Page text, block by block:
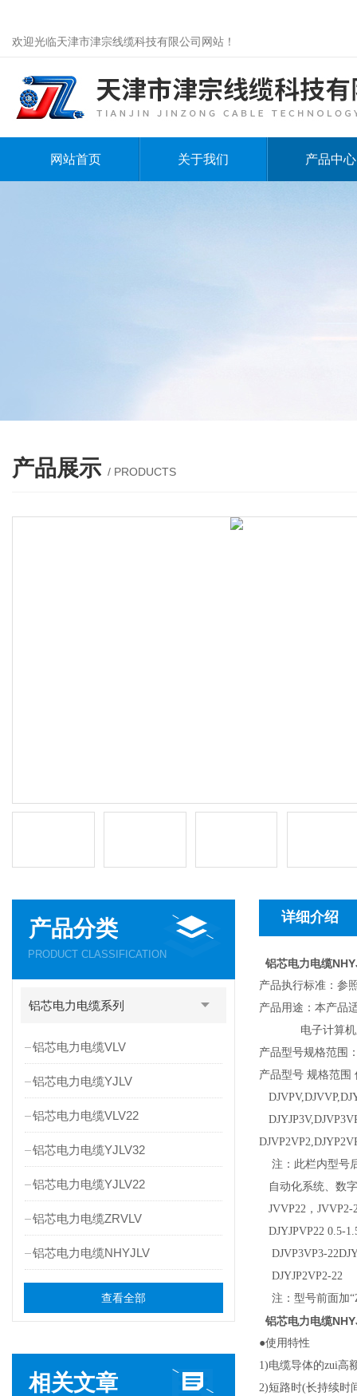
欢迎光临天津市津宗线缆科技有限公司网站！
网站首页 关于我们 产品中心
产品展示 / PRODUCTS
产品分类
PRODUCT CLASSIFICATION
铝芯电力电缆系列
铝芯电力电缆VLV
铝芯电力电缆YJLV
铝芯电力电缆VLV22
铝芯电力电缆YJLV32
铝芯电力电缆YJLV22
铝芯电力电缆ZRVLV
铝芯电力电缆NHYJLV
查看全部
相关文章
详细介绍
铝芯电力电缆
产品执行标准：参
产品用途：本产品
电子计算机系统
产品型号规格范围
产品型号 规格范围
注：此栏内型号
自动化系统、数
JVVP22，JVVP2-
DJYJPVP22 0.5-
DJVP3VP3-
DJYJP2VP2-22
注：型号前面加
铝芯电力电缆
●使用特性
1)电缆导体的zui高
2)短路时(长持续时